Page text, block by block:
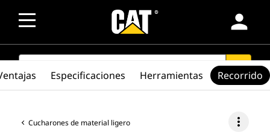
person
SEARCH search
Cucharones de material ligero more_vert
Especificaciones Herramientas Recorrido